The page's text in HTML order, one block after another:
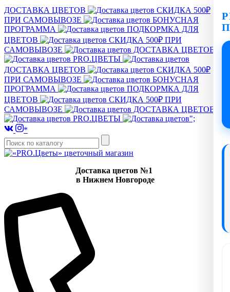
ДОСТАВКА ЦВЕТОВ
СКИДКА 500₽
ПРИ САМОВЫВОЗЕ
БОНУСНАЯ
ПРОГРАММА
ПОДКОРМКА ДЛЯ
ЦВЕТОВ
СКИДКА 500₽ ПРИ
САМОВЫВОЗЕ
ДОСТАВКА ЦВЕТОВ
PRO.ЦВЕТЫ
ДОСТАВКА ЦВЕТОВ
СКИДКА 500₽
ПРИ САМОВЫВОЗЕ
БОНУСНАЯ
ПРОГРАММА
ПОДКОРМКА ДЛЯ
ЦВЕТОВ
СКИДКА 500₽ ПРИ
САМОВЫВОЗЕ
ДОСТАВКА ЦВЕТОВ
PRO.ЦВЕТЫ
";
*
Доставка цветов №1
в Нижнем Новгороде